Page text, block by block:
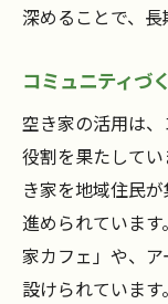
深めることで、長
コミュニティづ
空き家の活用は
役割を果たして
き家を地域住民
進められていま
家カフェ」や、
設けられていま